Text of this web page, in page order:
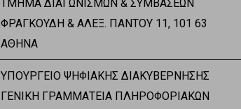
ΤΜΗΜΑ ΔΙΑΓΩΝΙΣΜΩΝ & ΣΥΜΒΑΣΕΩΝ
ΦΡΑΓΚΟΥΔΗ & ΑΛΕΞ. ΠΑΝΤΟΥ 11, 101 63
ΑΘΗΝΑ
ΥΠΟΥΡΓΕΙΟ ΨΗΦΙΑΚΗΣ ΔΙΑΚΥΒΕΡΝΗΣΗΣ
ΓΕΝΙΚΗ ΓΡΑΜΜΑΤΕΙΑ ΠΛΗΡΟΦΟΡΙΑΚΩΝ